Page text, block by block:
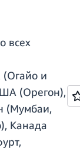
всех
(Огайо и
(Орегон),
(Мумбаи,
Канада